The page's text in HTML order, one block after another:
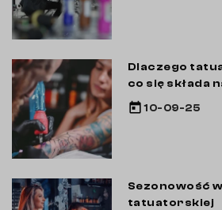
Dlaczego
co się składa
today 10-09-25
Sezonowość
tatuatorskiej